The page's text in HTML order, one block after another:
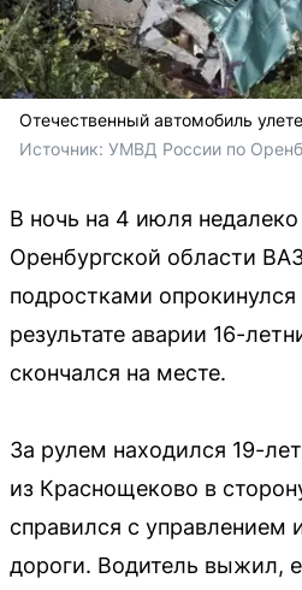
Отечественный автомобиль
Источник: УМВД России по
В ночь на 4 июля
Оренбургской области
подростками опрокинулся
результате аварии 16-
скончался на месте.
За рулем находился 19-
из Краснощеково в
справился с управлением
дороги. Водитель выжил,